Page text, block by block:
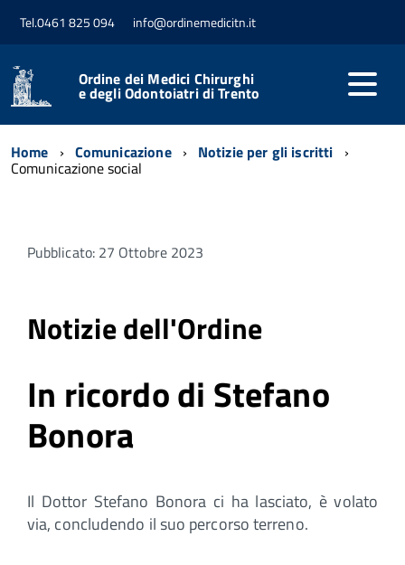
Tel.0461 825 094 info@ordinemedicitn.it
Ordine dei Medici Chirurghi
e degli Odontoiatri di Trento
Home Comunicazione Notizie per gli iscritti
Comunicazione social
Pubblicato: 27 Ottobre 2023
Notizie dell'Ordine
In ricordo di Stefano
Bonora
Il Dottor Stefano Bonora ci ha lasciato, è volato
via, concludendo il suo percorso terreno.